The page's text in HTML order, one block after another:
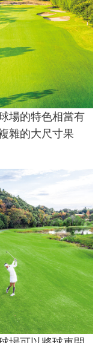
場的特色相當有
雜的大尺寸果